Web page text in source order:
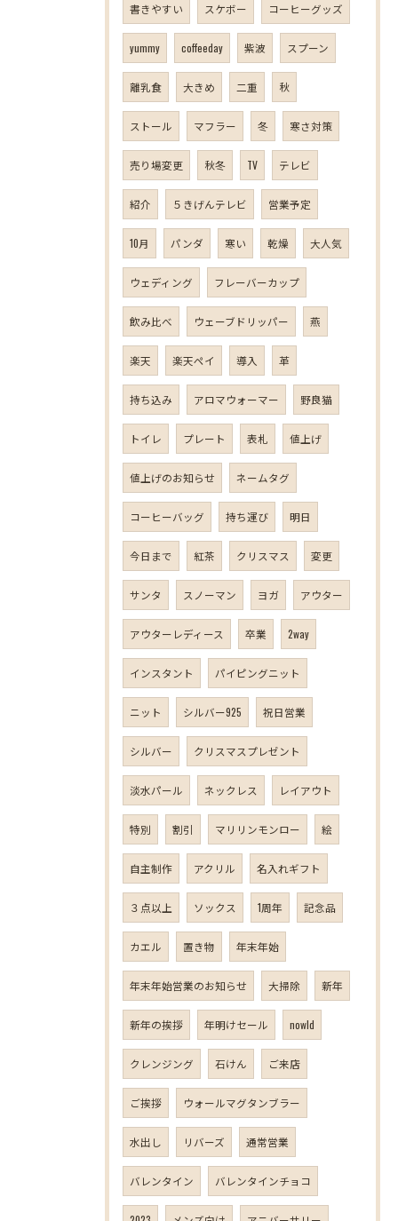
書きやすい スケボー コーヒーグッズ
yummy coffeeday 紫波 スプーン
離乳食 大きめ 二重 秋
ストール マフラー 冬 寒さ対策
売り場変更 秋冬 TV テレビ
紹介 ５きげんテレビ 営業予定
10月 パンダ 寒い 乾燥 大人気
ウェディング フレーバーカップ
飲み比べ ウェーブドリッパー 燕
楽天 楽天ペイ 導入 革
持ち込み アロマウォーマー 野良猫
トイレ プレート 表札 値上げ
値上げのお知らせ ネームタグ
コーヒーバッグ 持ち運び 明日
今日まで 紅茶 クリスマス 変更
サンタ スノーマン ヨガ アウター
アウターレディース 卒業 2way
インスタント パイピングニット
ニット シルバー925 祝日営業
シルバー クリスマスプレゼント
淡水パール ネックレス レイアウト
特別 割引 マリリンモンロー 絵
自主制作 アクリル 名入れギフト
３点以上 ソックス 1周年 記念品
カエル 置き物 年末年始
年末年始営業のお知らせ 大掃除 新年
新年の挨拶 年明けセール nowld
クレンジング 石けん ご来店
ご挨拶 ウォールマグタンブラー
水出し リバーズ 通常営業
バレンタイン バレンタインチョコ